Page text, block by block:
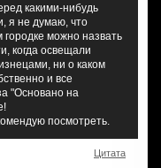
какими-нибудь
я не думаю, что
можно назвать
когда освещали
ни о каком
и все
"Основано на
посмотреть.
Цитата